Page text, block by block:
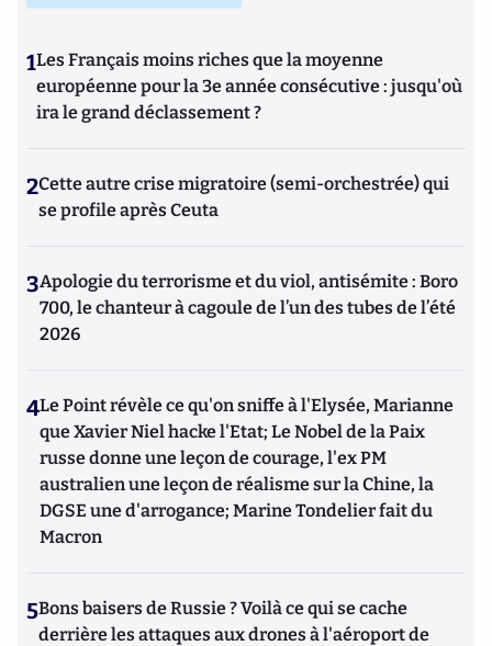
1Les Français moins riches que la moyenne
européenne pour la 3e année consécutive : jusqu'où
ira le grand déclassement ?
2Cette autre crise migratoire (semi-orchestrée) qui
se profile après Ceuta
3Apologie du terrorisme et du viol, antisémite : Boro
700, le chanteur à cagoule de l’un des tubes de l’été
2026
4Le Point révèle ce qu'on sniffe à l'Elysée, Marianne
que Xavier Niel hacke l'Etat; Le Nobel de la Paix
russe donne une leçon de courage, l'ex PM
australien une leçon de réalisme sur la Chine, la
DGSE une d'arrogance; Marine Tondelier fait du
Macron
5Bons baisers de Russie ? Voilà ce qui se cache
derrière les attaques aux drones à l'aéroport de